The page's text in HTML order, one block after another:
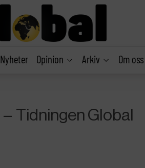
Nyheter Opinion Arkiv Om oss
Tidningen Global